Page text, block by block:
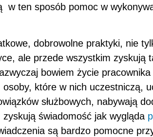
w ten sposób pomoc w
dobrowolne praktyki, nie
ale przede wszystkim zyskują
bowiem życie
które w nich uczestniczą,
służbowych, nabywają
świadomość jak wygląda
są bardzo pomocne